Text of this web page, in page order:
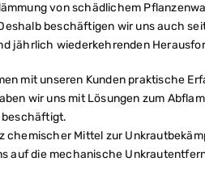
von schädlichem
beschäftigen wir uns auch
jährlich wiederkehrenden
mit unseren Kunden praktische
wir uns mit Lösungen zum
beschäftigt.
chemischer Mittel zur
auf die mechanische